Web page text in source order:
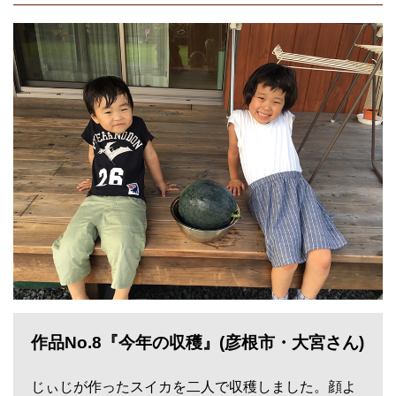
作品No.8『今年の収穫』(彦根市・大宮さん)
じぃじが作ったスイカを二人で収穫しました。顔よ